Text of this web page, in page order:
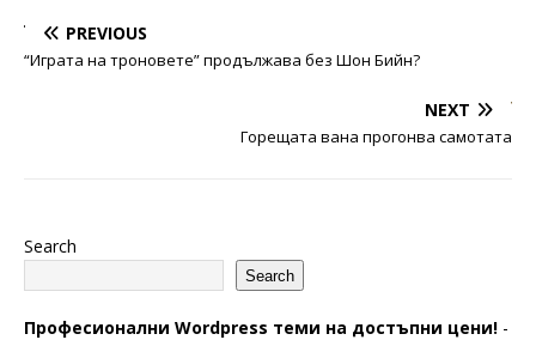
PREVIOUS
“Играта на троновете” продължава без Шон Бийн?
NEXT
Горещата вана прогонва самотата
Search
Search
Професионални Wordpress теми на достъпни цени! -